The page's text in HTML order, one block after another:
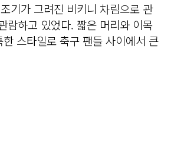
기가 그려진 비키니 차림으로 관
람하고 있었다. 짧은 머리와 이목
스타일로 축구 팬들 사이에서 큰